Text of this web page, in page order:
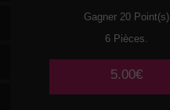
Gagner 20 Point(s)
6 Pièces.
5.00€